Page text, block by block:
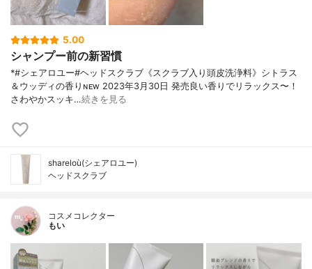
5.00
シャンプー前の新習慣
*#シェアロユー#ヘッドスクラブ《スクラブ入り頭皮洗浄料》シトラス
＆ウッディの香り⁡ɴᴇᴡ 2023年3月30日 発売⁡⁡良い香りでリラックス〜！
さわやかスッキ…続きを見る
shareloù(シェアロユー)
ヘッドスクラブ
コスメコレクター
もい